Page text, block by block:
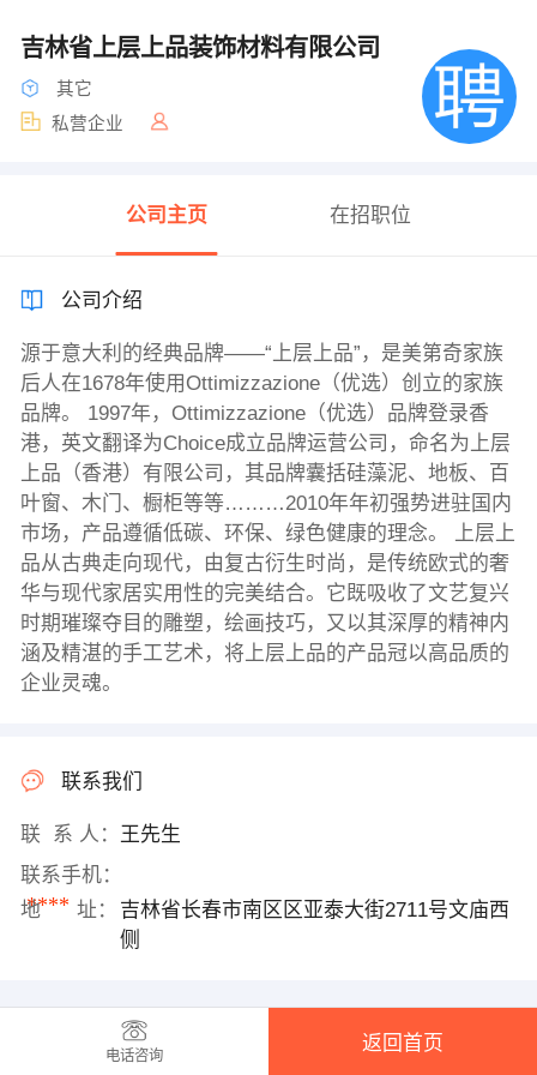
吉林省上层上品装饰材料有限公司
其它
私营企业
公司主页 在招职位
公司介绍
源于意大利的经典品牌——“上层上品”，是美第奇家族
后人在1678年使用Ottimizzazione（优选）创立的家族
品牌。 1997年，Ottimizzazione（优选）品牌登录香
港，英文翻译为Choice成立品牌运营公司，命名为上层
上品（香港）有限公司，其品牌囊括硅藻泥、地板、百
叶窗、木门、橱柜等等………2010年年初强势进驻国内
市场，产品遵循低碳、环保、绿色健康的理念。 上层上
品从古典走向现代，由复古衍生时尚，是传统欧式的奢
华与现代家居实用性的完美结合。它既吸收了文艺复兴
时期璀璨夺目的雕塑，绘画技巧，又以其深厚的精神内
涵及精湛的手工艺术，将上层上品的产品冠以高品质的
企业灵魂。
联系我们
联 系 人： 王先生
联系手机：
****
地 址：
吉林省长春市南区区亚泰大街2711号文庙西
侧
电话咨询
返回首页